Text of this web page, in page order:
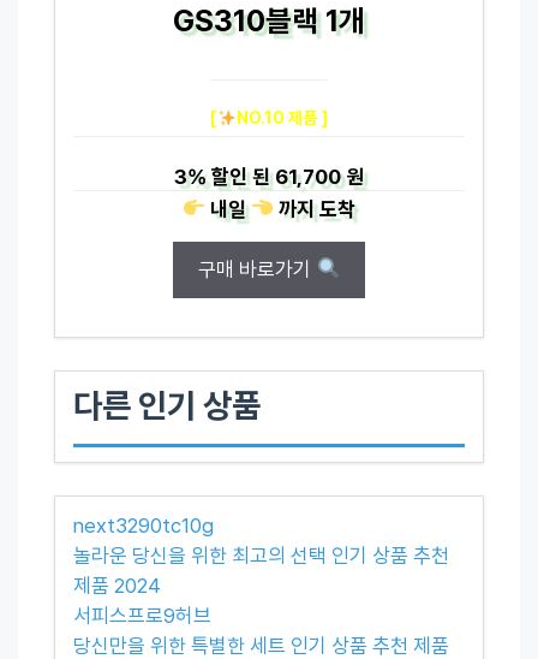
GS310블랙 1개
[ NO.10 제품 ]
3%할인 된61,700 원
내일
까지도착
구매 바로가기
다른 인기 상품
next3290tc10g
놀라운 당신을 위한 최고의 선택 인기 상품 추천
제품 2024
서피스프로9허브
당신만을 위한 특별한 세트 인기 상품 추천 제품